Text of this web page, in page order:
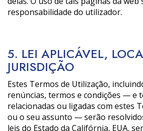
responsabilidade do utilizador.
5. LEI APLICÁVEL,
JURISDIÇÃO
Estes Termos de Utilização,
renúncias, termos e condições — e
relacionadas ou ligadas com estes
ou o seu assunto — serão
leis do Estado da Califórnia, EUA,